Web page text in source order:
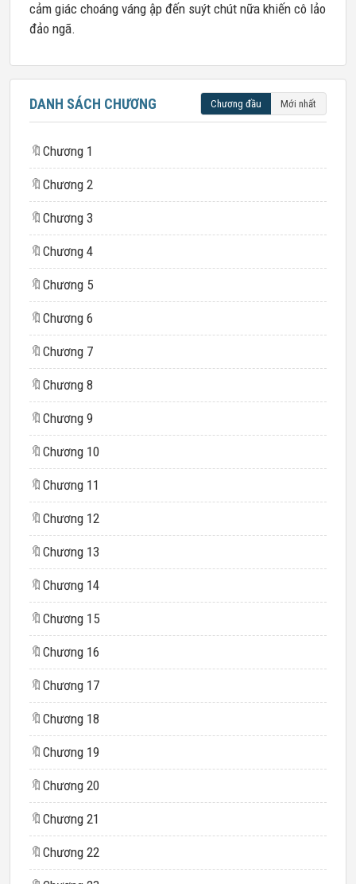
cảm giác choáng váng ập đến suýt chút nữa khiến cô lảo
đảo ngã.
DANH SÁCH CHƯƠNG Chương đầu Mới nhất
🔖 Chương 1
🔖 Chương 2
🔖 Chương 3
🔖 Chương 4
🔖 Chương 5
🔖 Chương 6
🔖 Chương 7
🔖 Chương 8
🔖 Chương 9
🔖 Chương 10
🔖 Chương 11
🔖 Chương 12
🔖 Chương 13
🔖 Chương 14
🔖 Chương 15
🔖 Chương 16
🔖 Chương 17
🔖 Chương 18
🔖 Chương 19
🔖 Chương 20
🔖 Chương 21
🔖 Chương 22